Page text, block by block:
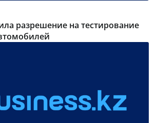
разрешение на тестирование